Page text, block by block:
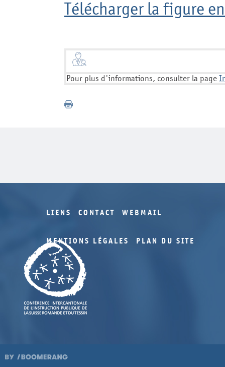
Télécharger la figure
Pour plus d'informations, consulter la page
LIENS CONTACT WEBMAIL
MENTIONS LÉGALES PLAN DU SITE